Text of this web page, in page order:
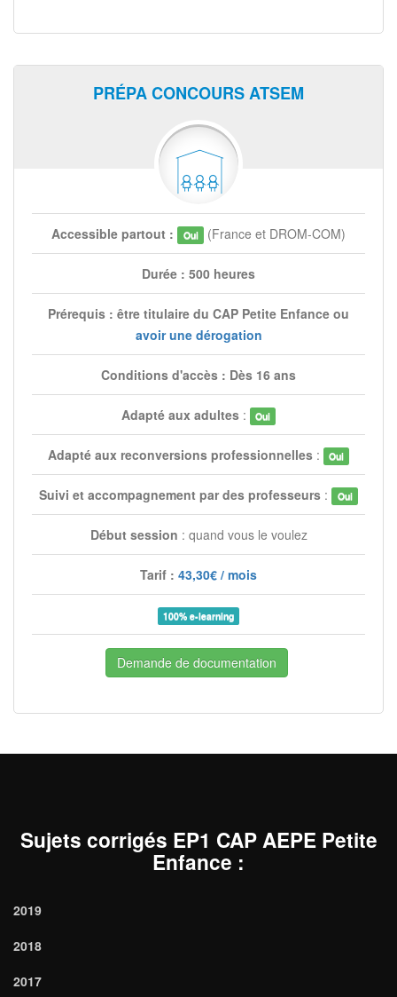
PRÉPA CONCOURS ATSEM
Accessible partout : Oui (France et DROM-COM)
Durée : 500 heures
Prérequis : être titulaire du CAP Petite Enfance ou
avoir une dérogation
Conditions d'accès : Dès 16 ans
Adapté aux adultes: Oui
Adapté aux reconversions professionnelles: Oui
Suivi et accompagnement par des professeurs : Oui
Début session : quand vous le voulez
Tarif : 43,30€ / mois
100% e-learning
Demande de documentation
Sujets corrigés EP1 CAP AEPE Petite
Enfance :
2019
2018
2017